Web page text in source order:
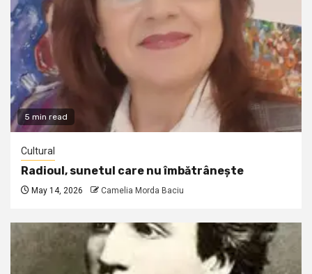
5 min read
Cultural
Radioul, sunetul care nu îmbătrânește
May 14, 2026 Camelia Morda Baciu